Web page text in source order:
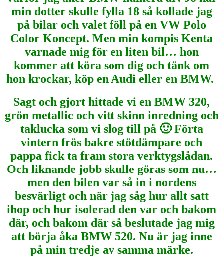
min dotter skulle fylla 18 så kollade jag
på bilar och valet föll på en VW Polo
Color Koncept. Men min kompis Kenta
varnade mig för en liten bil… hon
kommer att köra som dig och tänk om
hon krockar, köp en Audi eller en BMW.
Sagt och gjort hittade vi en BMW 320,
grön metallic och vitt skinn inredning och
taklucka som vi slog till på 🙂 Förta
vintern frös bakre stötdämpare och
pappa fick ta fram stora verktygslådan.
Och liknande jobb skulle göras som nu…
men den bilen var så in i nordens
besvärligt och när jag såg hur allt satt
ihop och hur isolerad den var och bakom
där, och bakom där så beslutade jag mig
att börja åka BMW 520. Nu är jag inne
på min tredje av samma märke.